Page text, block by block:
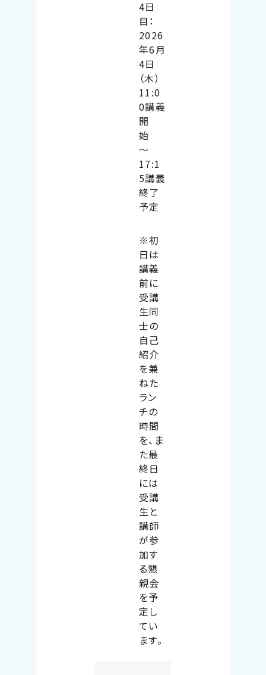
4日
目：
2026
年6月
4日
（木）
11:0
0講義
開
始
〜
17:1
5講義
終了
予定
※初
日は
講義
前に
受講
生同
士の
自己
紹介
を兼
ねた
ラン
チの
時間
を、ま
た最
終日
には
受講
生と
講師
が参
加す
る懇
親会
を予
定し
てい
ます。